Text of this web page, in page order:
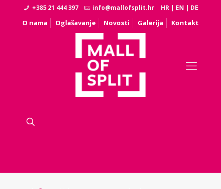
+385 21 444 397 info@mallofsplit.hr HR | EN | DE
O nama Oglašavanje Novosti Galerija Kontakt